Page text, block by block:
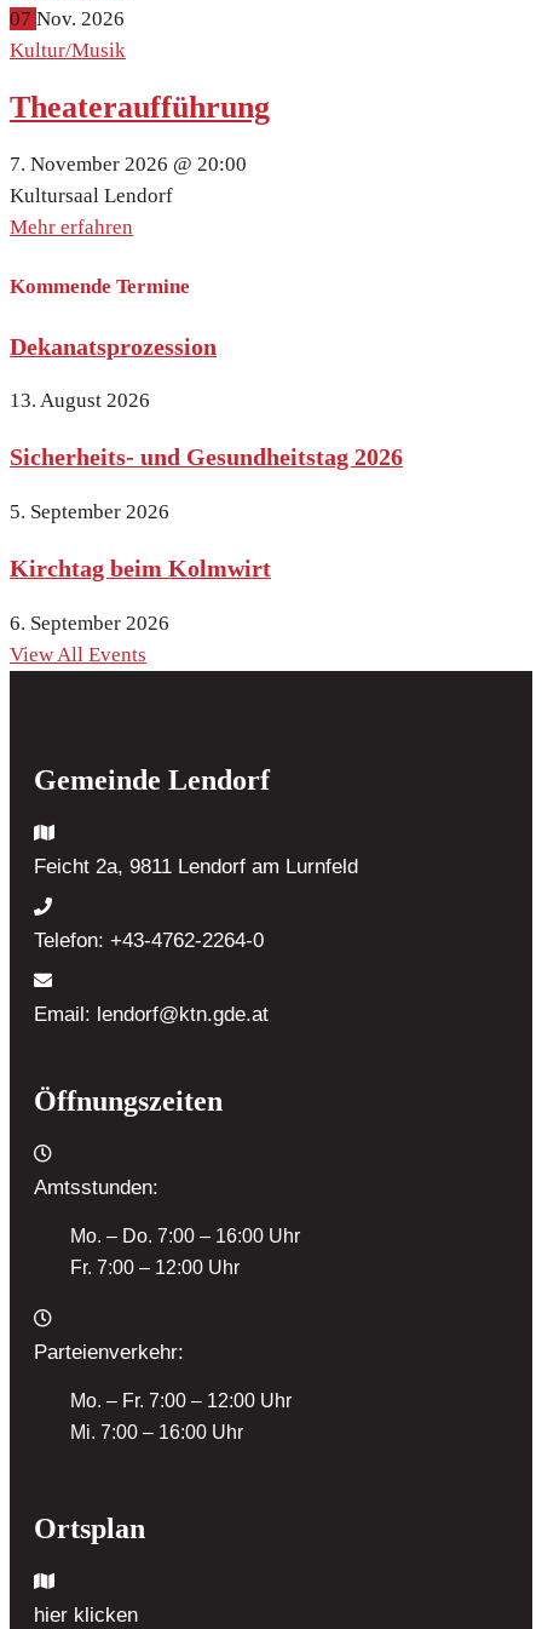
07 Nov. 2026
Kultur/Musik
Theateraufführung
7. November 2026 @ 20:00
Kultursaal Lendorf
Mehr erfahren
Kommende Termine
Dekanatsprozession
13. August 2026
Sicherheits- und Gesundheitstag 2026
5. September 2026
Kirchtag beim Kolmwirt
6. September 2026
View All Events
Gemeinde Lendorf
Feicht 2a, 9811 Lendorf am Lurnfeld
Telefon: +43-4762-2264-0
Email: lendorf@ktn.gde.at
Öffnungszeiten
Amtsstunden:
Mo. – Do. 7:00 – 16:00 Uhr
Fr. 7:00 – 12:00 Uhr
Parteienverkehr:
Mo. – Fr. 7:00 – 12:00 Uhr
Mi. 7:00 – 16:00 Uhr
Ortsplan
hier klicken